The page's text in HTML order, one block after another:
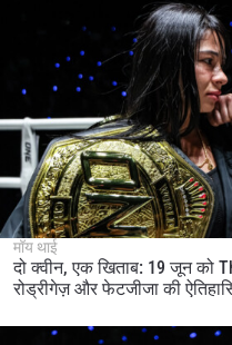
मॉय थाई
दो क्वीन, एक खिताब: 19 जून को
रोड्रीगेज़ और फेटजीजा की